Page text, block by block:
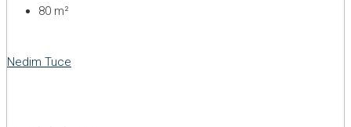
80 m²
Nedim Tuce